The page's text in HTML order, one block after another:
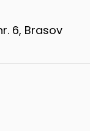
6, Brasov